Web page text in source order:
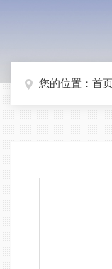
您的位置： 首